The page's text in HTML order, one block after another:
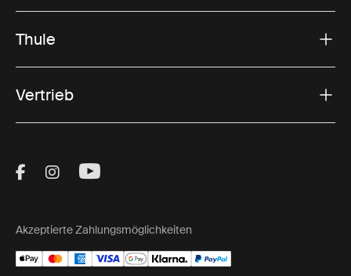
Thule
Vertrieb
Visit Thule on Facebook (external link)
Visit Thule on Instagram (external link)
Visit Thule on Youtube (external
Akzeptierte Zahlungsmöglichkeiten